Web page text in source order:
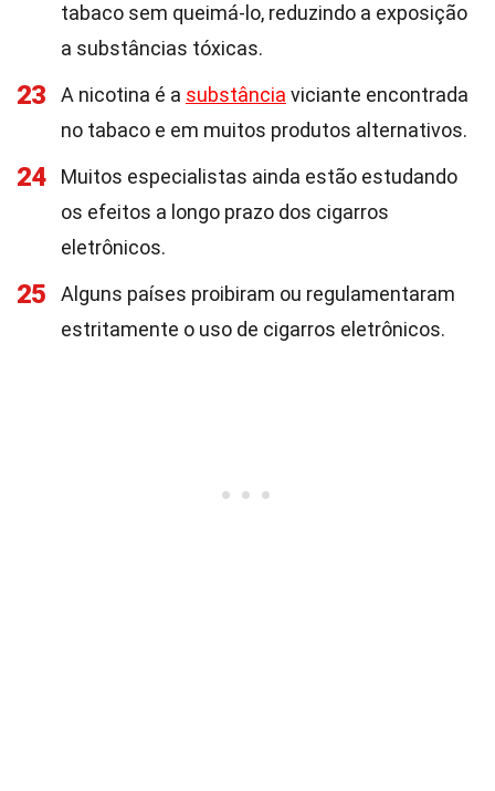
tabaco sem queimá-lo, reduzindo a exposição
a substâncias tóxicas.
23 A nicotina é a substância viciante encontrada
no tabaco e em muitos produtos alternativos.
24
Muitos especialistas ainda estão estudando
os efeitos a longo prazo dos cigarros
eletrônicos.
25
Alguns países proibiram ou regulamentaram
estritamente o uso de cigarros eletrônicos.